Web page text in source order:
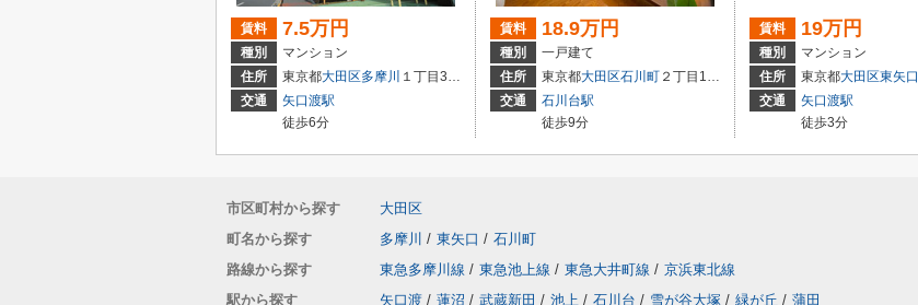
賃料 7.5万円
種別
マンション
住所
東京都大田区多摩川 １丁目36-28
交通
矢口渡駅
徒歩6分
賃料 18.9万円
種別
一戸建て
住所
東京都大田区石川町 ２丁目17-6
交通
石川台駅
徒歩9分
賃料 19万円
種別
マンション
住所
東京都大田区東矢口
交通
矢口渡駅
徒歩3分
市区町村から探す
大田区
町名から探す
多摩川 / 東矢口 / 石川町
路線から探す
東急多摩川線 / 東急池上線 / 東急大井町線 / 京浜東北線
駅から探す
矢口渡 / 蓮沼 / 武蔵新田 / 池上 / 石川台 / 雪が谷大塚 / 緑が丘 / 蒲田